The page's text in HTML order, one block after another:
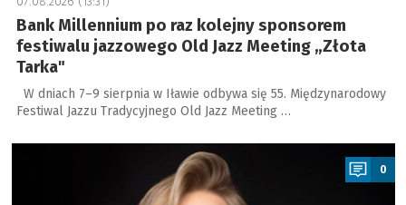
Bank Millennium po raz kolejny sponsorem
festiwalu jazzowego Old Jazz Meeting „Złota
Tarka"
W dniach 7–9 sierpnia w Iławie odbywa się 55. Międzynarodowy
Festiwal Jazzu Tradycyjnego Old Jazz Meeting …
a
0